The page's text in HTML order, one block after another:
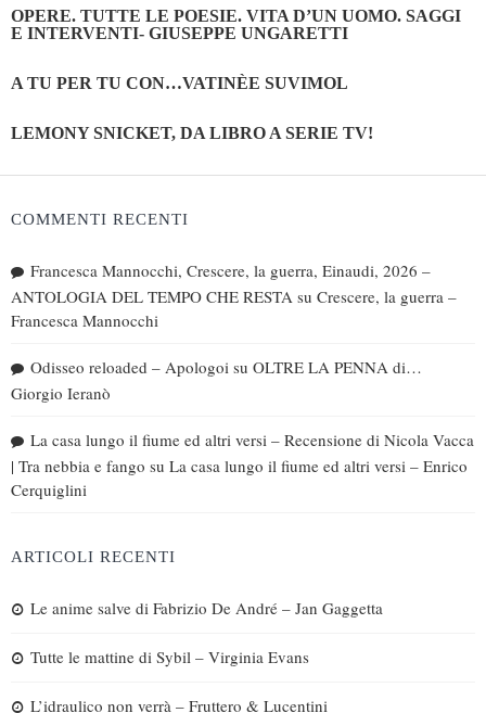
OPERE. TUTTE LE POESIE. VITA D’UN UOMO. SAGGI
E INTERVENTI- GIUSEPPE UNGARETTI
A TU PER TU CON…VATINÈE SUVIMOL
LEMONY SNICKET, DA LIBRO A SERIE TV!
COMMENTI RECENTI
Francesca Mannocchi, Crescere, la guerra, Einaudi, 2026 –
ANTOLOGIA DEL TEMPO CHE RESTA su Crescere, la guerra –
Francesca Mannocchi
Odisseo reloaded – Apologoi su OLTRE LA PENNA di…
Giorgio Ieranò
La casa lungo il fiume ed altri versi – Recensione di Nicola Vacca
| Tra nebbia e fango su La casa lungo il fiume ed altri versi – Enrico
Cerquiglini
ARTICOLI RECENTI
Le anime salve di Fabrizio De André – Jan Gaggetta
Tutte le mattine di Sybil – Virginia Evans
L’idraulico non verrà – Fruttero & Lucentini